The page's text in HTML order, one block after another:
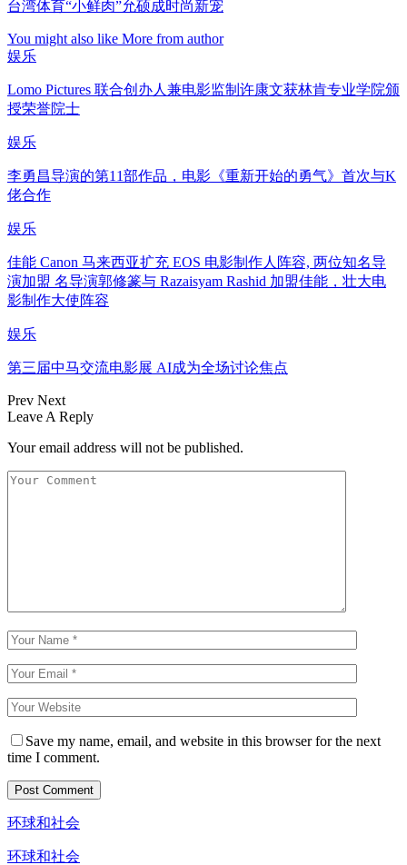
台湾体育“小鲜肉”允硕成时尚新宠
You might also like More from author
娱乐
Lomo Pictures 联合创办人兼电影监制许康文获林肯专业学院颁
授荣誉院士
娱乐
李勇昌导演的第11部作品，电影《重新开始的勇气》首次与K
佬合作
娱乐
佳能 Canon 马来西亚扩充 EOS 电影制作人阵容, 两位知名导
演加盟 名导演郭修篆与 Razaisyam Rashid 加盟佳能，壮大电
影制作大使阵容
娱乐
第三届中马交流电影展 AI成为全场讨论焦点
Prev Next
Leave A Reply
Your email address will not be published.
Save my name, email, and website in this browser for the next
time I comment.
环球和社会
环球和社会